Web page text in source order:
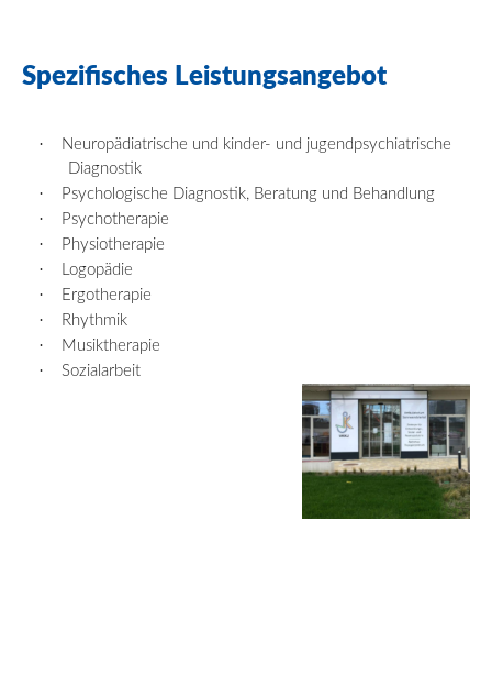
Spezifisches Leistungsangebot
·
Neuropädiatrische und kinder- und jugendpsychiatrische
Diagnostik
· Psychologische Diagnostik, Beratung und Behandlung
· Psychotherapie
· Physiotherapie
· Logopädie
· Ergotherapie
· Rhythmik
· Musiktherapie
· Sozialarbeit